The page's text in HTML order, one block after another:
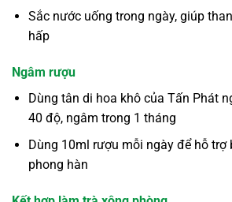
Sắc nước uống trong ngày, giúp
hấp
Ngâm rượu
Dùng tân di hoa khô của Tấn Phát
40 độ, ngâm trong 1 tháng
Dùng 10ml rượu mỗi ngày để hỗ trợ
phong hàn